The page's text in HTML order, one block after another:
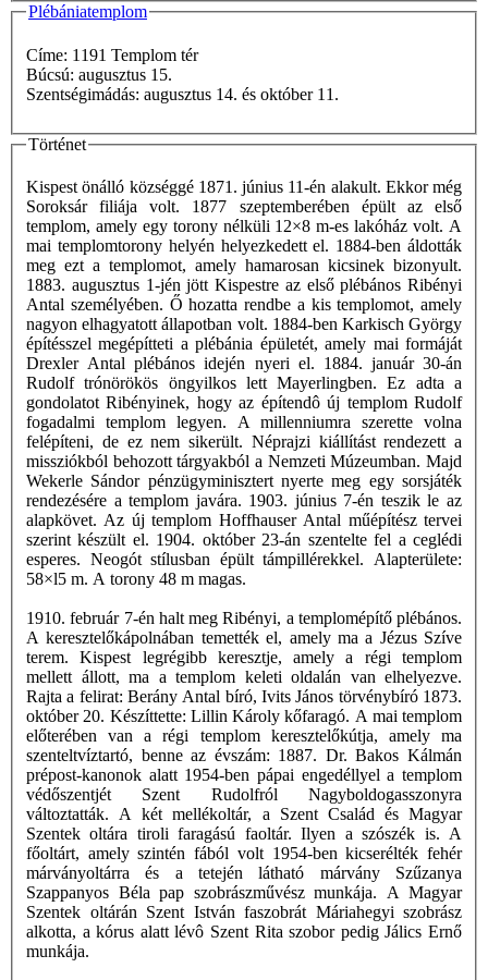
Plébániatemplom
Címe: 1191 Templom tér
Búcsú: augusztus 15.
Szentségimádás: augusztus 14. és október 11.
Történet
Kispest önálló községgé 1871. június 11-én alakult. Ekkor még
Soroksár filiája volt. 1877 szeptemberében épült az első
templom, amely egy torony nélküli 12×8 m-es lakóház volt. A
mai templomtorony helyén helyezkedett el. 1884-ben áldották
meg ezt a templomot, amely hamarosan kicsinek bizonyult.
1883. augusztus 1-jén jött Kispestre az első plébános Ribényi
Antal személyében. Ő hozatta rendbe a kis templomot, amely
nagyon elhagyatott állapotban volt. 1884-ben Karkisch György
építésszel megépítteti a plébánia épületét, amely mai formáját
Drexler Antal plébános idején nyeri el. 1884. január 30-án
Rudolf trónörökös öngyilkos lett Mayerlingben. Ez adta a
gondolatot Ribényinek, hogy az építendô új templom Rudolf
fogadalmi templom legyen. A millenniumra szerette volna
felépíteni, de ez nem sikerült. Néprajzi kiállítást rendezett a
missziókból behozott tárgyakból a Nemzeti Múzeumban. Majd
Wekerle Sándor pénzügyminisztert nyerte meg egy sorsjáték
rendezésére a templom javára. 1903. június 7-én teszik le az
alapkövet. Az új templom Hoffhauser Antal műépítész tervei
szerint készült el. 1904. október 23-án szentelte fel a ceglédi
esperes. Neogót stílusban épült támpillérekkel. Alapterülete:
58×l5 m. A torony 48 m magas.
1910. február 7-én halt meg Ribényi, a templomépítő plébános.
A keresztelőkápolnában temették el, amely ma a Jézus Szíve
terem. Kispest legrégibb keresztje, amely a régi templom
mellett állott, ma a templom keleti oldalán van elhelyezve.
Rajta a felirat: Berány Antal bíró, Ivits János törvénybíró 1873.
október 20. Készíttette: Lillin Károly kőfaragó. A mai templom
előterében van a régi templom keresztelőkútja, amely ma
szenteltvíztartó, benne az évszám: 1887. Dr. Bakos Kálmán
prépost-kanonok alatt 1954-ben pápai engedéllyel a templom
védőszentjét Szent Rudolfról Nagyboldogasszonyra
változtatták. A két mellékoltár, a Szent Család és Magyar
Szentek oltára tiroli faragású faoltár. Ilyen a szószék is. A
főoltárt, amely szintén fából volt 1954-ben kicserélték fehér
márványoltárra és a tetején látható márvány Szűzanya
Szappanyos Béla pap szobrászművész munkája. A Magyar
Szentek oltárán Szent István faszobrát Máriahegyi szobrász
alkotta, a kórus alatt lévô Szent Rita szobor pedig Jálics Ernő
munkája.